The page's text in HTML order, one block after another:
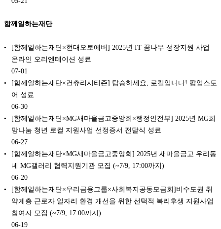
함께일하는재단
[함께일하는재단×현대오토에버] 2025년 IT 꿈나무 성장지원 사업
온라인 오리엔테이션 성료
07-01
[함께일하는재단×컨츄리시티즌] 탑승하세요, 로컬입니다! 팝업스토
어 성료
06-30
[함께일하는재단×MG새마을금고중앙회×행정안전부] 2025년 MG희
망나눔 청년 로컬 지원사업 선정증서 전달식 성료
06-27
[함께일하는재단×MG새마을금고중앙회] 2025년 새마을금고 우리동
네 MG갤러리 협력지원기관 모집 (~7/9, 17:00까지)
06-20
[함께일하는재단×우리금융그룹×사회복지공동모금회]비수도권 취
약계층 근로자 일자리 환경 개선을 위한 선택적 복리후생 지원사업
참여자 모집 (~7/9, 17:00까지)
06-19